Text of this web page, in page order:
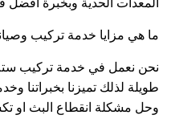
ما هي مزايا خدمة تركيب
نحن نعمل في خدمة تركيب
طويلة لذلك تميزنا بخبراتنا
وحل مشكلة انقطاع البث او